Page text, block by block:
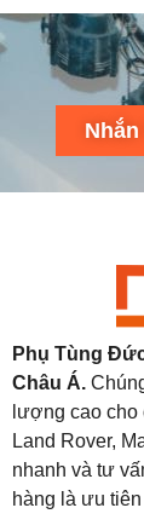
Phụ Tùng
Châu Á.
lượng cao cho
Land Rover,
nhanh và tư
hàng là ưu